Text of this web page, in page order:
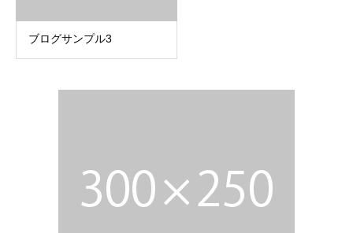
ブログサンプル3